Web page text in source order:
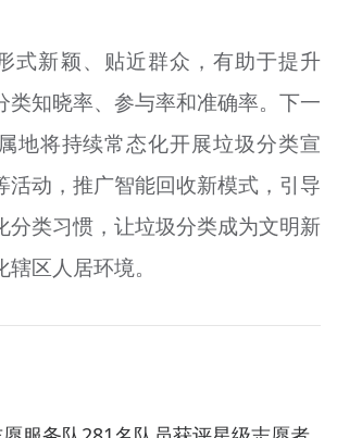
式新颖、贴近群众，有助于提升
类知晓率、参与率和准确率。下一
地将持续常态化开展垃圾分类宣
活动，推广智能回收新模式，引导
分类习惯，让垃圾分类成为文明新
区人居环境。